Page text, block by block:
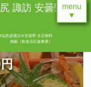
諏訪 安曇野 お
尻@諏訪＠安曇野 全店無料
掲載［飲食店応援事業］
menu
▼